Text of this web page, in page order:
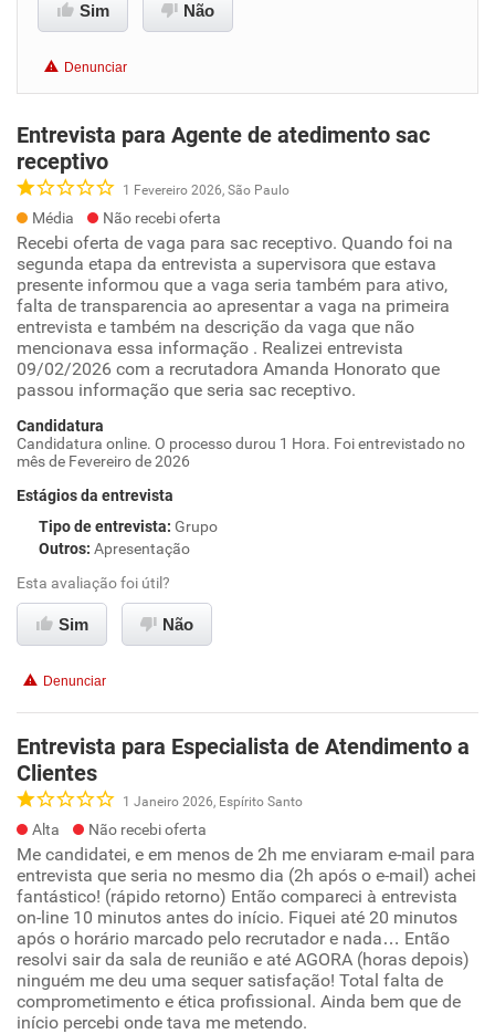
Sim Não
Denunciar
Entrevista para Agente de atedimento sac
receptivo
1 Fevereiro 2026, São Paulo
Média Não recebi oferta
Recebi oferta de vaga para sac receptivo. Quando foi na
segunda etapa da entrevista a supervisora que estava
presente informou que a vaga seria também para ativo,
falta de transparencia ao apresentar a vaga na primeira
entrevista e também na descrição da vaga que não
mencionava essa informação . Realizei entrevista
09/02/2026 com a recrutadora Amanda Honorato que
passou informação que seria sac receptivo.
Candidatura
Candidatura online. O processo durou 1 Hora. Foi entrevistado no
mês de Fevereiro de 2026
Estágios da entrevista
Tipo de entrevista: Grupo
Outros: Apresentação
Esta avaliação foi útil?
Sim Não
Denunciar
Entrevista para Especialista de Atendimento a
Clientes
1 Janeiro 2026, Espírito Santo
Alta Não recebi oferta
Me candidatei, e em menos de 2h me enviaram e-mail para
entrevista que seria no mesmo dia (2h após o e-mail) achei
fantástico! (rápido retorno) Então compareci à entrevista
on-line 10 minutos antes do início. Fiquei até 20 minutos
após o horário marcado pelo recrutador e nada… Então
resolvi sair da sala de reunião e até AGORA (horas depois)
ninguém me deu uma sequer satisfação! Total falta de
comprometimento e ética profissional. Ainda bem que de
início percebi onde tava me metendo.